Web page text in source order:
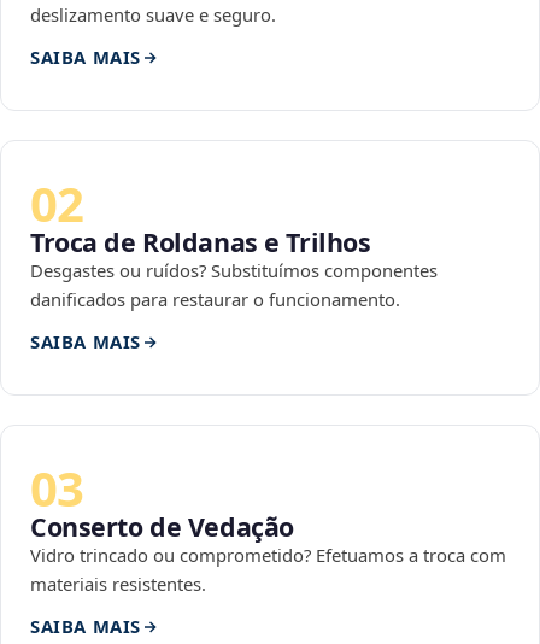
deslizamento suave e seguro.
SAIBA MAIS
02
Troca de Roldanas e Trilhos
Desgastes ou ruídos? Substituímos componentes
danificados para restaurar o funcionamento.
SAIBA MAIS
03
Conserto de Vedação
Vidro trincado ou comprometido? Efetuamos a troca com
materiais resistentes.
SAIBA MAIS